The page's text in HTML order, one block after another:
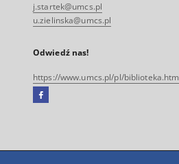
j.startek@umcs.pl
u.zielinska@umcs.pl
Odwiedź nas!
https://www.umcs.pl/pl/biblioteka.htm
Facebook
się